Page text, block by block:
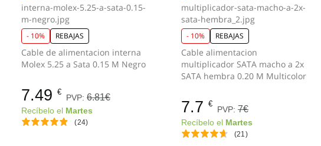
- 10% REBAJAS
Cable de alimentacion interna
Molex 5.25 a Sata 0.15 M Negro
7.49 €
PVP:6.81€
Recíbelo el Martes
(24)
- 10% REBAJAS
Cable alimentacion
multiplicador SATA macho a 2x
SATA hembra 0.20 M Multicolor
7.7 €
PVP: 7€
Recíbelo el Martes
(21)